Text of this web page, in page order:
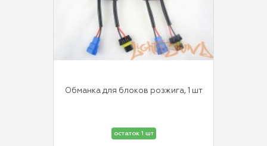
Обманка для блоков розжига, 1 шт
остаток 1 шт